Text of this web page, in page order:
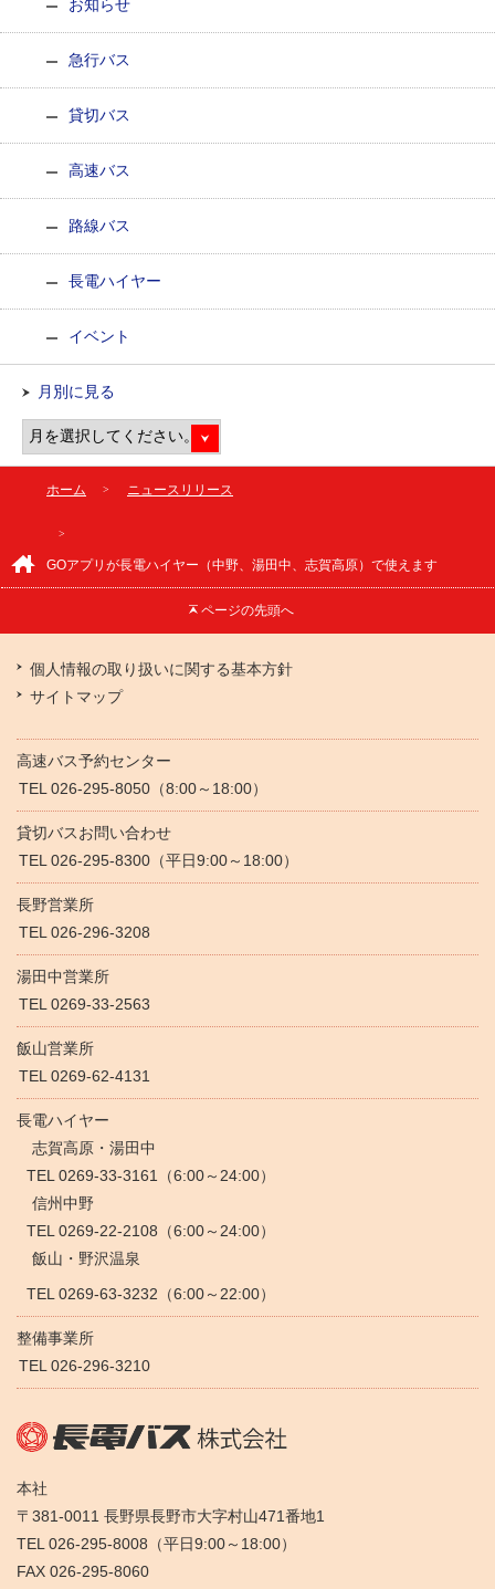
お知らせ
急行バス
貸切バス
高速バス
路線バス
長電ハイヤー
イベント
月別に見る
ホーム ニュースリリース
GOアプリが長電ハイヤー（中野、湯田中、志賀高原）で使えます
ページの先頭へ
個人情報の取り扱いに関する基本方針
サイトマップ
高速バス予約センター
TEL 026-295-8050（8:00～18:00）
貸切バスお問い合わせ
TEL 026-295-8300（平日9:00～18:00）
長野営業所
TEL 026-296-3208
湯田中営業所
TEL 0269-33-2563
飯山営業所
TEL 0269-62-4131
長電ハイヤー
志賀高原・湯田中
TEL 0269-33-3161（6:00～24:00）
信州中野
TEL 0269-22-2108（6:00～24:00）
飯山・野沢温泉
TEL 0269-63-3232（6:00～22:00）
整備事業所
TEL 026-296-3210
本社
〒381-0011 長野県長野市大字村山471番地1
TEL 026-295-8008（平日9:00～18:00）
FAX 026-295-8060